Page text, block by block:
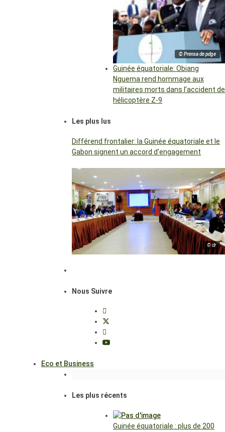
© Prensa de pdge
Guinée équatoriale: Obiang
Nguema rend hommage aux
militaires morts dans l’accident de
hélicoptère Z-9
Les plus lus
Différend frontalier: la Guinée équatoriale et le
Gabon signent un accord d’engagement
© dr
Nous Suivre
Eco et Business
Les plus récents
Guinée équatoriale : plus de 200